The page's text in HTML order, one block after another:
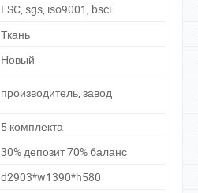
FSC, sgs, iso9001, bsci
Ткань
Новый
производитель, завод
5 комплекта
30% депозит 70% баланс
d2903*w1390*h580